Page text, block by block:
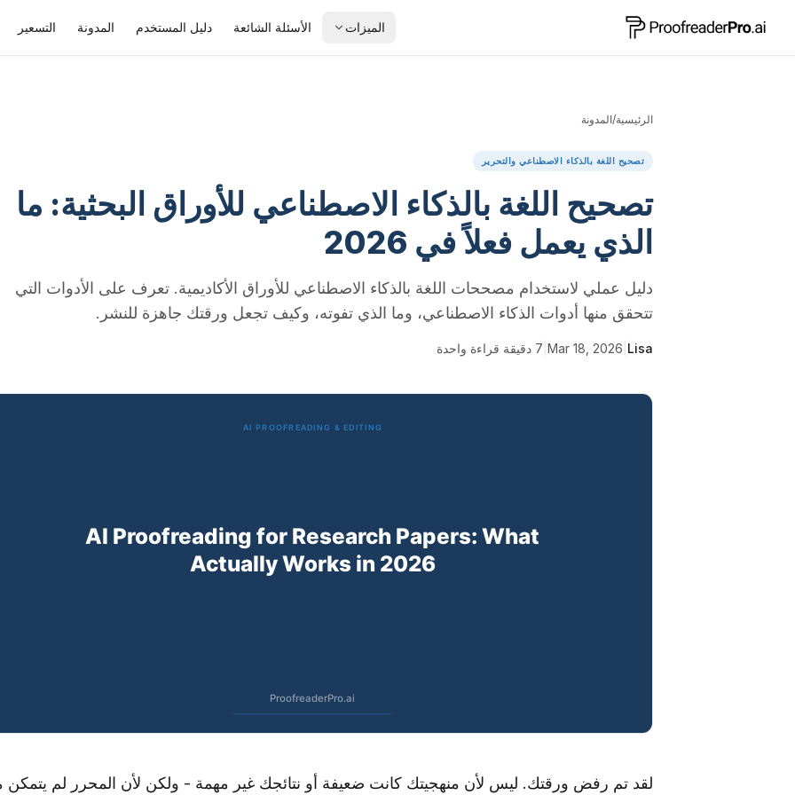
الميزات الأسئلة الشائعة دليل المستخدم المدونة التسعير
الرئيسية/المدونة
تصحيح اللغة بالذكاء الاصطناعي والتحرير
تصحيح اللغة بالذكاء الاصطناعي للأوراق البحثية: ما
الذي يعمل فعلاً في 2026
دليل عملي لاستخدام مصححات اللغة بالذكاء الاصطناعي للأوراق الأكاديمية. تعرف على الأدوات التي
تتحقق منها أدوات الذكاء الاصطناعي، وما الذي تفوته، وكيف تجعل ورقتك جاهزة للنشر.
Lisa
Mar 18, 2026
7 دقيقة قراءة واحدة
لقد تم رفض ورقتك. ليس لأن منهجيتك كانت ضعيفة أو نتائجك غير مهمة - ولكن لأن المحرر لم